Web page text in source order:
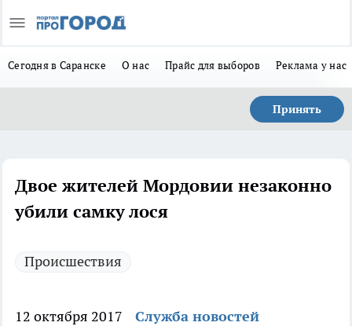
Сегодня в Саранске О нас Прайс для выборов Реклама у нас
Принять
Двое жителей Мордовии незаконно
убили самку лося
Происшествия
12 октября 2017 Служба новостей